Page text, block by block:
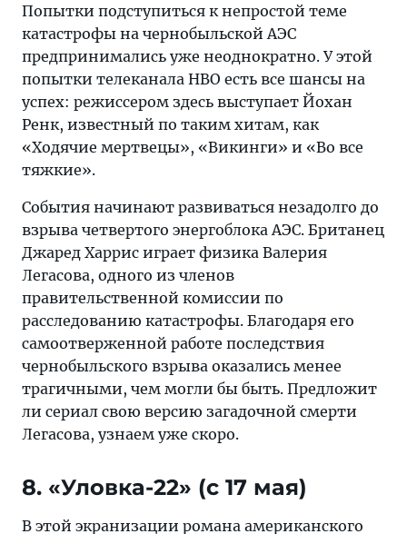
Попытки подступиться к непростой теме
катастрофы на чернобыльской АЭС
предпринимались уже неоднократно. У этой
попытки телеканала НВО есть все шансы на
успех: режиссером здесь выступает Йохан
Ренк, известный по таким хитам, как
«Ходячие мертвецы», «Викинги» и «Во все
тяжкие».
События начинают развиваться незадолго до
взрыва четвертого энергоблока АЭС. Британец
Джаред Харрис играет физика Валерия
Легасова, одного из членов
правительственной комиссии по
расследованию катастрофы. Благодаря его
самоотверженной работе последствия
чернобыльского взрыва оказались менее
трагичными, чем могли бы быть. Предложит
ли сериал свою версию загадочной смерти
Легасова, узнаем уже скоро.
8. «Уловка-22» (c 17 мая)
В этой экранизации романа американского